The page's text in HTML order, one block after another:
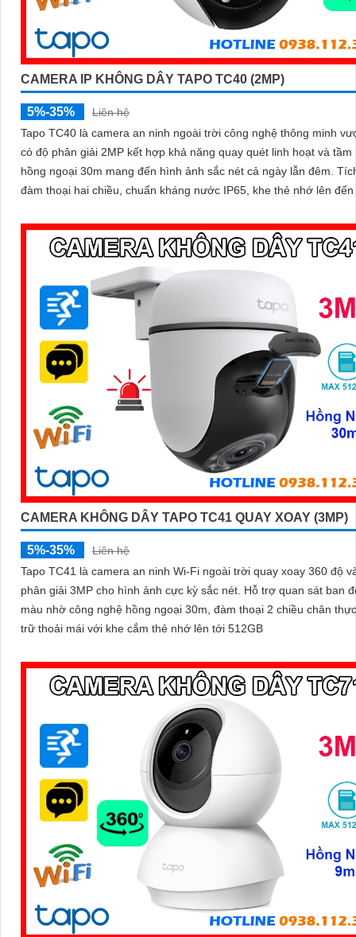
CAMERA IP KHÔNG DÂY TAPO TC40 (2MP)
5%-35%
Liên hệ
Tapo TC40 là camera an ninh ngoài trời công nghệ thông minh
có độ phân giải 2MP kết hợp khả năng quay quét linh hoạt và tầm
hồng ngoại 30m mang đến hình ảnh sắc nét cả ngày lẫn đêm. Tích hợp
đàm thoại hai chiều, chuẩn kháng nước IP65, khe thẻ nhớ lên đến
bạn kiểm soát an ninh dễ dàng và hiệu quả
CAMERA KHÔNG DÂY TAPO TC41 QUAY XOAY (3MP)
5%-35%
Liên hệ
Tapo TC41 là camera an ninh Wi-Fi ngoài trời quay xoay 360 độ
phân giải 3MP cho hình ảnh cực kỳ sắc nét. Hỗ trợ quan sát ban đêm có
màu nhờ công nghệ hồng ngoại 30m, đàm thoại 2 chiều chân
trữ thoải mái với khe cắm thẻ nhớ lên tới 512GB